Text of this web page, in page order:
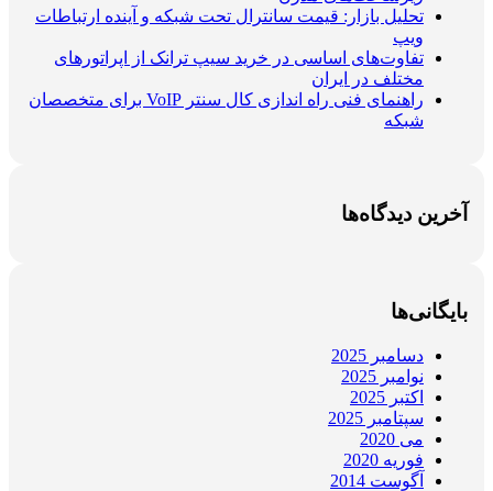
تحلیل بازار: قیمت سانترال تحت شبکه و آینده ارتباطات
ویپ
تفاوت‌های اساسی در خرید سیپ ترانک از اپراتورهای
مختلف در ایران
راهنمای فنی راه اندازی کال سنتر VoIP برای متخصصان
شبکه
آخرین دیدگاه‌ها
بایگانی‌ها
دسامبر 2025
نوامبر 2025
اکتبر 2025
سپتامبر 2025
می 2020
فوریه 2020
آگوست 2014